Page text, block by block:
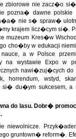
zbiorowe nie zacz�o
pozna� dawne
nie s� spraw�
krajem licz�cym si�.
muzeum Kres�w
cho�by w edukacji
a w Polsce
na wystawie Expo w
nawi�zuj�cych do
wstyd,
si� du�ym sukcesem,
do lasu. Dobr�
niewolnicze.
gruntown� reform�.